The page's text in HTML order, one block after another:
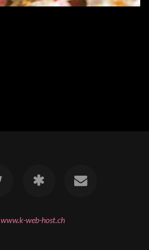
www.k-web-host.ch